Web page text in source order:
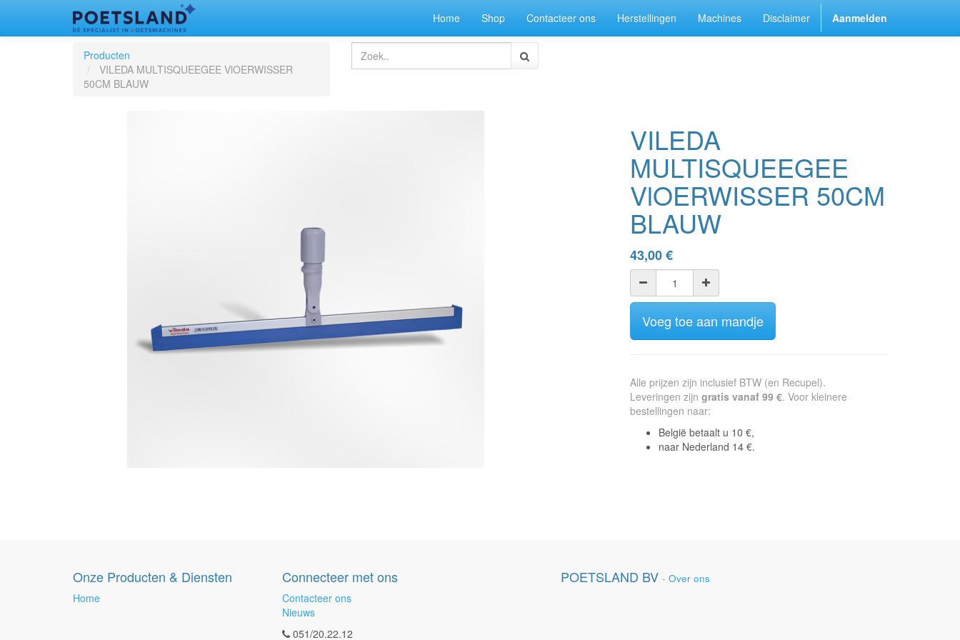
Home Shop Contacteer ons Herstellingen Machines Disclaimer Aanmelden
Producten
VILEDA MULTISQUEEGEE VlOERWISSER
50CM BLAUW
VILEDA
MULTISQUEEGEE
VlOERWISSER 50CM
BLAUW
43,00€
Voeg toe aan mandje
Alle prijzen zijn inclusief BTW (en Recupel).
Leveringen zijn gratis vanaf 99 €. Voor kleinere
bestellingen naar:
België betaalt u 10 €,
naar Nederland 14 €.
Onze Producten & Diensten
Home
Connecteer met ons
Contacteer ons
Nieuws
051/20.22.12
POETSLAND BV - Over ons